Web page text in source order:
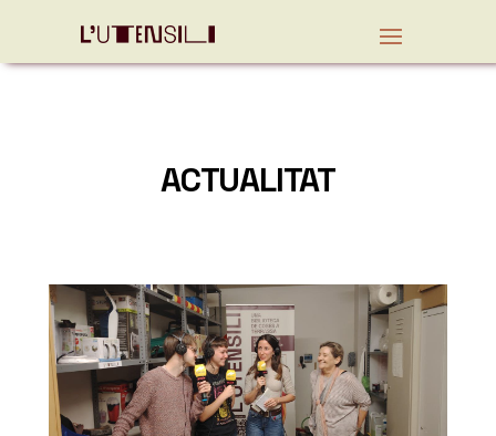
ACTUALITAT